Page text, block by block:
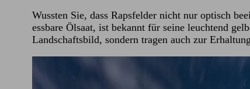
Wussten Sie, dass Rapsfelder nicht nur optisch
essbare Ölsaat, ist bekannt für seine leuchtend
Landschaftsbild, sondern tragen auch zur